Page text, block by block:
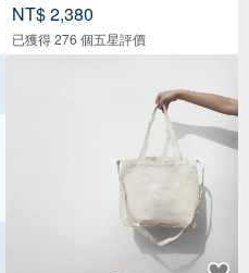
NT$ 2,380
已獲得 276 個五星評價